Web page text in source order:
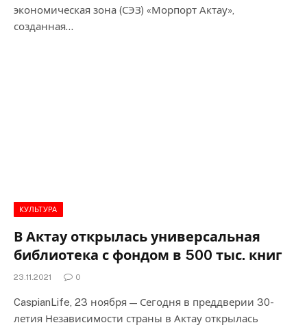
экономическая зона (СЭЗ) «Морпорт Актау»,
созданная…
КУЛЬТУРА
В Актау открылась универсальная
библиотека с фондом в 500 тыс. книг
23.11.2021 0
CaspianLife, 23 ноября — Сегодня в преддверии 30-
летия Независимости страны в Актау открылась